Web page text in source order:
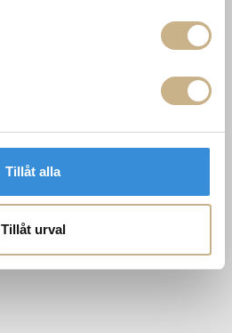
Tillåt alla
Tillåt urval
NYHETSBREV
OK